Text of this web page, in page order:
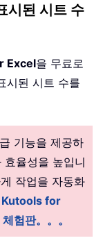
시된 시트 수
Excel을 무료로
시된 시트 수를
기능을 제공하
율성을 높입니
작업을 자동화
Kutools for
험판。。。